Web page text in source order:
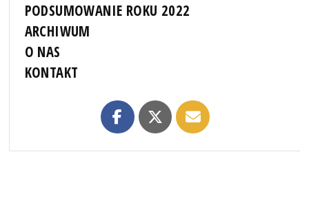
PODSUMOWANIE ROKU 2022
ARCHIWUM
O NAS
KONTAKT